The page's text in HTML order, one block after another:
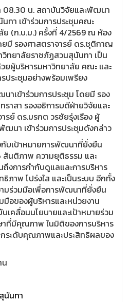
08.30 น. สถาบันวิจัยและพัฒนา
ทา เข้าร่วมการประชุมคณะ
ย (ก.บ.ม.) ครั้งที่ 4/2569 ณ ห้อง
มี รองศาสตราจารย์ ดร.ชุติกาญ
ทยาลัยราชภัฏสวนสุนันทา เป็น
ยผู้บริหารมหาวิทยาลัย คณะ และ
ประชุมอย่างพร้อมเพรียง
าเข้าร่วมการประชุม โดยมี รอง
ราสา รองอธิการบดีฝ่ายวิจัยและ
ย์ ดร.มรกต วรชัยรุ่งเรือง ผู้
ฒนา เข้าร่วมการประชุมดังกล่าว
บเป้าหมายการพัฒนาที่ยั่งยืน
สันติภาพ ความยุติธรรม และ
งการกำกับดูแลและการบริหาร
ภาพ โปร่งใส และเป็นระบบ อีกทั้ง
ามร่วมมือเพื่อการพัฒนาที่ยั่งยืน
อของผู้บริหารและหน่วยงาน
เคลื่อนนโยบายและเป้าหมายร่วม
าที่มีคุณภาพ ในมิติของการบริหาร
ระดับคุณภาพและประสิทธิผลของ
นันทา